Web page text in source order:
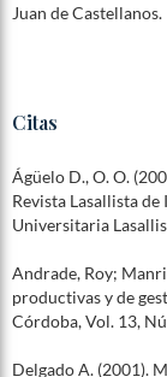
Juan de Castellanos.
Citas
Ágüelo D., O. O.
Revista Lasallista
Universitaria
Andrade, Roy;
productivas y de
Córdoba, Vol. 13,
Delgado A. (2001).